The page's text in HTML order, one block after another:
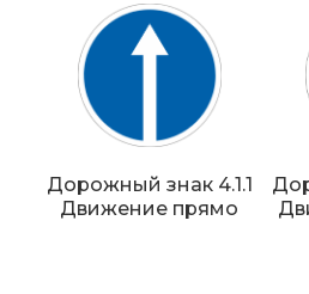
Дорожный знак 4.1.1
Движение прямо